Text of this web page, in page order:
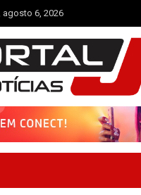
agosto 6, 2026
Notícias JB
Mendes e Região